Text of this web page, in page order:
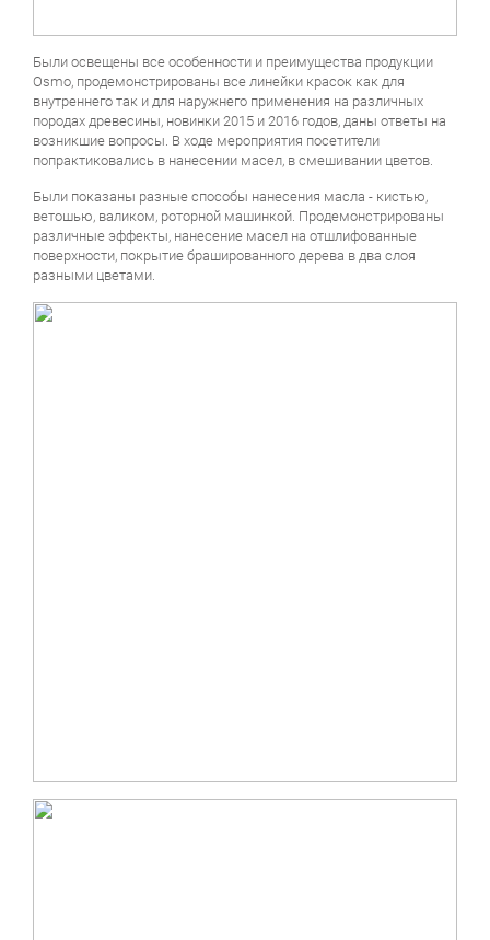
Были освещены все особенности и преимущества продукции
Osmo, продемонстрированы все линейки красок как для
внутреннего так и для наружнего применения на различных
породах древесины, новинки 2015 и 2016 годов, даны ответы на
возникшие вопросы. В ходе мероприятия посетители
попрактиковались в нанесении масел, в смешивании цветов.
Были показаны разные способы нанесения масла - кистью,
ветошью, валиком, роторной машинкой. Продемонстрированы
различные эффекты, нанесение масел на отшлифованные
поверхности, покрытие брашированного дерева в два слоя
разными цветами.